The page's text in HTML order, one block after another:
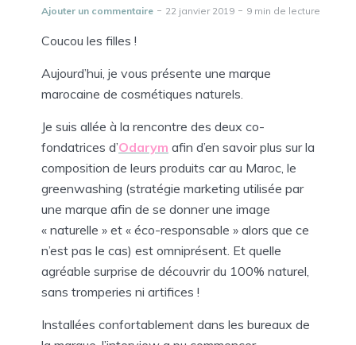
Ajouter un commentaire 22 janvier 2019 9 min de lecture
Coucou les filles !
Aujourd’hui, je vous présente une marque
marocaine de cosmétiques naturels.
Je suis allée à la rencontre des deux co-
fondatrices d’Odarym afin d’en savoir plus sur la
composition de leurs produits car au Maroc, le
greenwashing (stratégie marketing utilisée par
une marque afin de se donner une image
« naturelle » et « éco-responsable » alors que ce
n’est pas le cas) est omniprésent. Et quelle
agréable surprise de découvrir du 100% naturel,
sans tromperies ni artifices !
Installées confortablement dans les bureaux de